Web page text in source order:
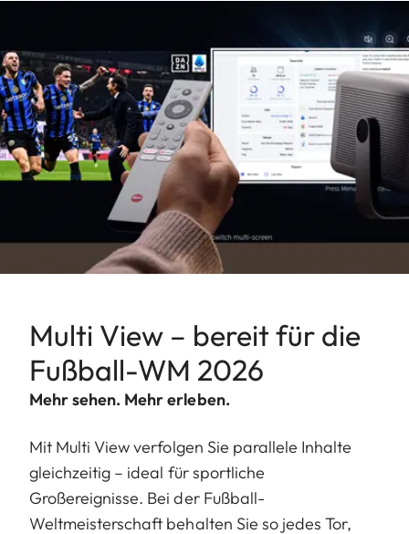
Multi View – bereit für die
Fußball-WM 2026
Mehr sehen. Mehr erleben.
Mit Multi View verfolgen Sie parallele Inhalte
gleichzeitig – ideal für sportliche
Großereignisse. Bei der Fußball-
Weltmeisterschaft behalten Sie so jedes Tor,